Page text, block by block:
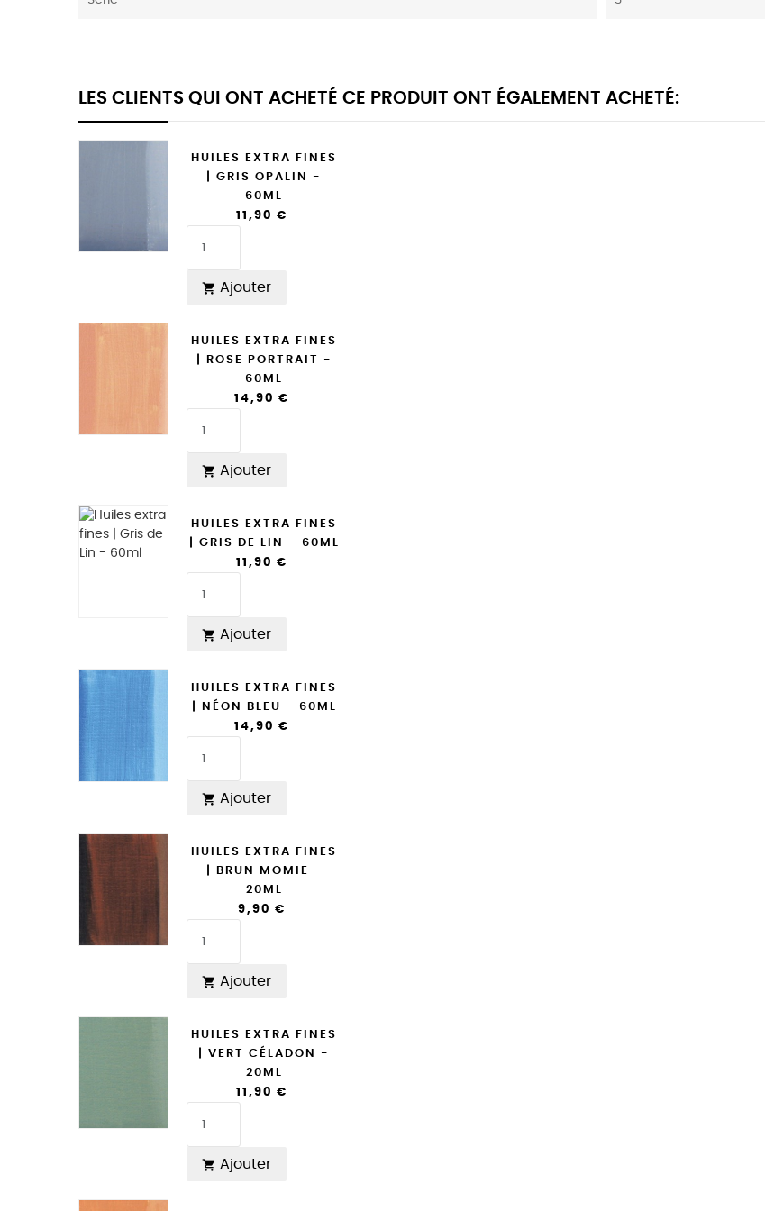
LES CLIENTS QUI ONT ACHETÉ CE PRODUIT ONT ÉGALEMENT ACHETÉ:
HUILES EXTRA FINES
| GRIS OPALIN -
60ML
11,90 €
 Ajouter
HUILES EXTRA FINES
| ROSE PORTRAIT -
60ML
14,90 €
 Ajouter
HUILES EXTRA FINES
| GRIS DE LIN - 60ML
11,90 €
 Ajouter
HUILES EXTRA FINES
| NÉON BLEU - 60ML
14,90 €
 Ajouter
HUILES EXTRA FINES
| BRUN MOMIE -
20ML
9,90 €
 Ajouter
HUILES EXTRA FINES
| VERT CÉLADON -
20ML
11,90 €
 Ajouter